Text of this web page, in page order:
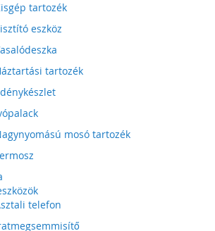
tartozék
eszköz
tartozék
mosó tartozék
telefon